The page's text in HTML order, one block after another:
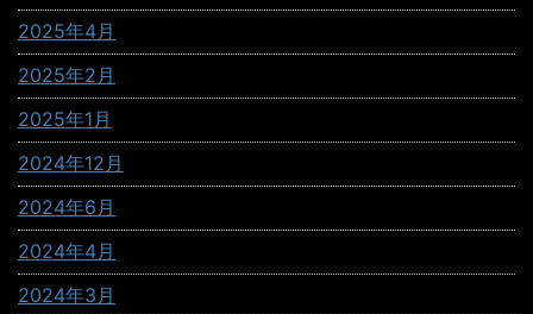
2025年4月
2025年2月
2025年1月
2024年12月
2024年6月
2024年4月
2024年3月